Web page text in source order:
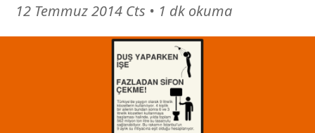
12 Temmuz 2014 Cts 21
Şubat
26
• 1 dk okuma